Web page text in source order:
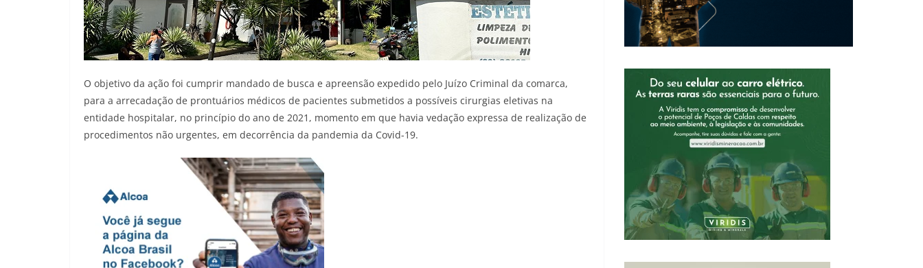
O objetivo da ação foi cumprir mandado de busca e apreensão expedido pelo Juízo Criminal da comarca,
para a arrecadação de prontuários médicos de pacientes submetidos a possíveis cirurgias eletivas na
entidade hospitalar, no princípio do ano de 2021, momento em que havia vedação expressa de realização de
procedimentos não urgentes, em decorrência da pandemia da Covid-19.